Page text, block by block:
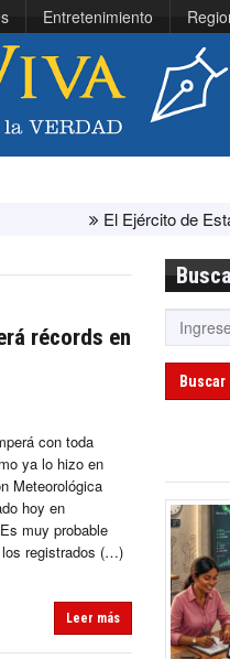
Entretenimiento
de Estados Unidos ha
récords en
con toda
ya lo hizo en
Meteorológica
hoy en
muy probable
los registrados (…)
Leer más
Buscar